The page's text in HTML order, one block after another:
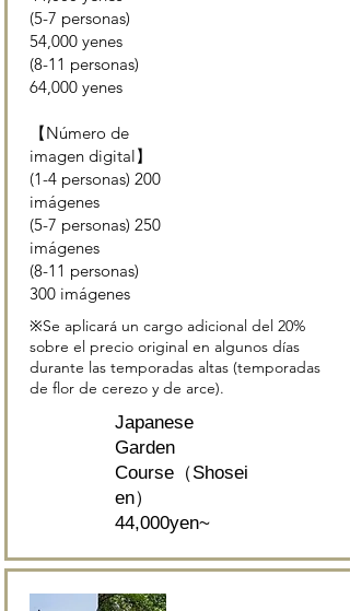
(5-7 personas)
54,000 yenes
(8-11 personas)
64,000 yenes
【Número de
imagen digital】
(1-4 personas) 200
imágenes
(5-7 personas) 250
imágenes
(8-11 personas)
300 imágenes
※Se aplicará un cargo adicional del 20%
sobre el precio original en algunos días
durante las temporadas altas (temporadas
de flor de cerezo y de arce).
Japanese
Garden
Course（Shosei
en）
44,000yen~